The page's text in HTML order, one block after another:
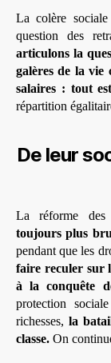
La colère
question des
articulons la
galères de la
salaires : tout
répartition
De leur
La réforme des
toujours plus
pendant que les
faire reculer sur
à la conquête
protection
richesses, la
classe. On